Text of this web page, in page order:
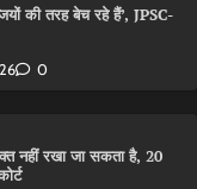
की तरह बेच रहे हैं’, JPSC-
0
नहीं रखा जा सकता है, 20